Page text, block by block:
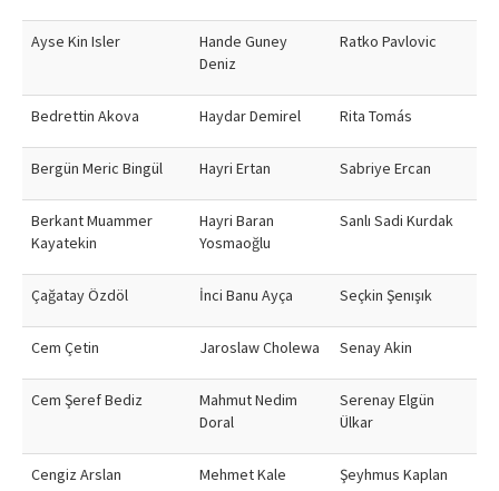
Ayse Kin Isler
Hande Guney
Deniz
Ratko Pavlovic
Bedrettin Akova Haydar Demirel Rita Tomás
Bergün Meric Bingül Hayri Ertan Sabriye Ercan
Berkant Muammer
Kayatekin
Hayri Baran
Yosmaoğlu
Sanlı Sadi Kurdak
Çağatay Özdöl İnci Banu Ayça Seçkin Şenışık
Cem Çetin Jaroslaw Cholewa Senay Akin
Cem Şeref Bediz
Mahmut Nedim
Doral
Serenay Elgün
Ülkar
Cengiz Arslan Mehmet Kale Şeyhmus Kaplan